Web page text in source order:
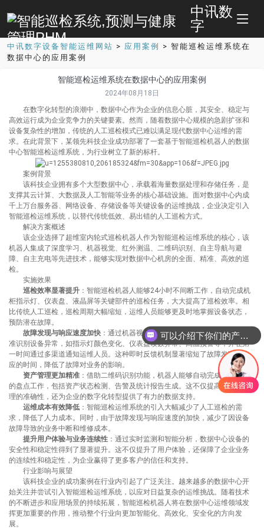
中讯数
字
中讯数字设备智能运维网站 > 应用案例 > 智能巡检运维系统在
数据中心的应用案例
智能巡检运维系统在数据中心的应用案例
2024年08月18日
在数字化转型的浪潮中，数据中心作为企业的信息心脏，其安全、稳定与
高效运行成为企业竞争力的关键要素。然而，随着数据中心规模的急剧扩张和
设备复杂性的增加，传统的人工巡检模式已难以满足现代数据中心运维的需
求。在此背景下，某领先科技企业成功部署了一套基于智能巡检机器人的数据
中心智能巡检运维系统，为行业树立了新的标杆。
案例背景
该科技企业拥有多个大型数据中心，承载着海量数据处理和存储任务，是
支撑其云计算、大数据及人工智能等业务的核心基础设施。面对数据中心内成
千上万台服务器、网络设备、存储设备等关键设备的运维挑战，企业决定引入
智能巡检运维系统，以替代传统低效、易出错的人工巡检方式。
解决方案概述
该企业选择了超维室内轮式巡检机器人作为智能巡检运维系统的核心，该
机器人集成了深度学习、机器视觉、红外测温、二维码识别、自主导航与避
障、自主充电等先进技术，能够实现对数据中心机房的全面、精准、高效的巡
检。
实施效果
巡检效率显著提升 ：智能巡检机器人能够24小时不间断工作，自动完成机
柜指示灯、仪表盘、液晶屏等关键部件的巡检任务，大大提高了巡检效率。相
比传统人工巡检，巡检周期大幅缩短，运维人员能够更及时地掌握设备状态，
预防潜在故障。
故障发现与响应速度加快 ：通过机器视觉和红外测温技术，机器人能够精
准识别设备异常，如指示灯颜色变化、仪表盘读数异常、高温预警等，并在第
一时间通过多渠道通知运维人员。这种即时反馈机制显著缩短了故障发现与响
应的时间，降低了故障对业务的影响。
资产管理更加精准 ：借助二维码识别功能，机器人能够自动完成设备资产
的盘点工作，包括资产状态检测、告警及统计报告生成。这不仅提高了资产管
理的准确性，还为企业的数字化转型提供了有力的数据支持。
运维成本有效降低 ：智能巡检运维系统的引入大幅减少了人工巡检的需
求，降低了人力成本。同时，由于故障发现与响应速度的加快，减少了因设备
故障导致的业务中断和维修成本。
提升用户体验与业务连续性 ：通过实时监测和智能分析，数据中心设备的
安全性和稳定性得到了显著提升。这不仅提升了用户体验，还保障了企业业务
的连续性和稳定性，为企业赢得了更多客户的信任和支持。
行业影响与展望
该科技企业的成功案例在行业内引起了广泛关注。越来越多的数据中心开
始关注并尝试引入智能巡检运维系统，以应对日益复杂的运维挑战。随着技术
的不断进步和应用场景的持续拓展，智能巡检机器人将在数据中心运维领域发
挥更加重要的作用，推动整个行业向更加智能化、高效化、安全化的方向发
展。
可以介绍下你们的产品么